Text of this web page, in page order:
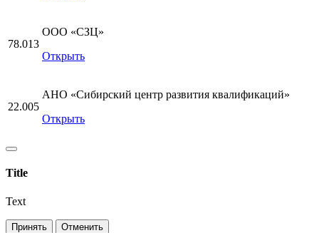
78.013
ООО «СЗЦ»
Открыть
22.005
АНО «Сибирский центр развития квалификаций»
Открыть
Title
Text
Принять Отменить